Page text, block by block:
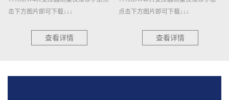
击下方图片即可下载↓↓↓
查看详情
点击下方图片即可下载↓↓↓
查看详情